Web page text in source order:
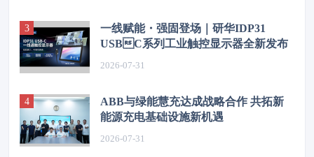
一线赋能・强固登场｜研华IDP31
USBC系列工业触控显示器全新发布
2026-07-31
ABB与绿能慧充达成战略合作 共拓新
能源充电基础设施新机遇
2026-07-31